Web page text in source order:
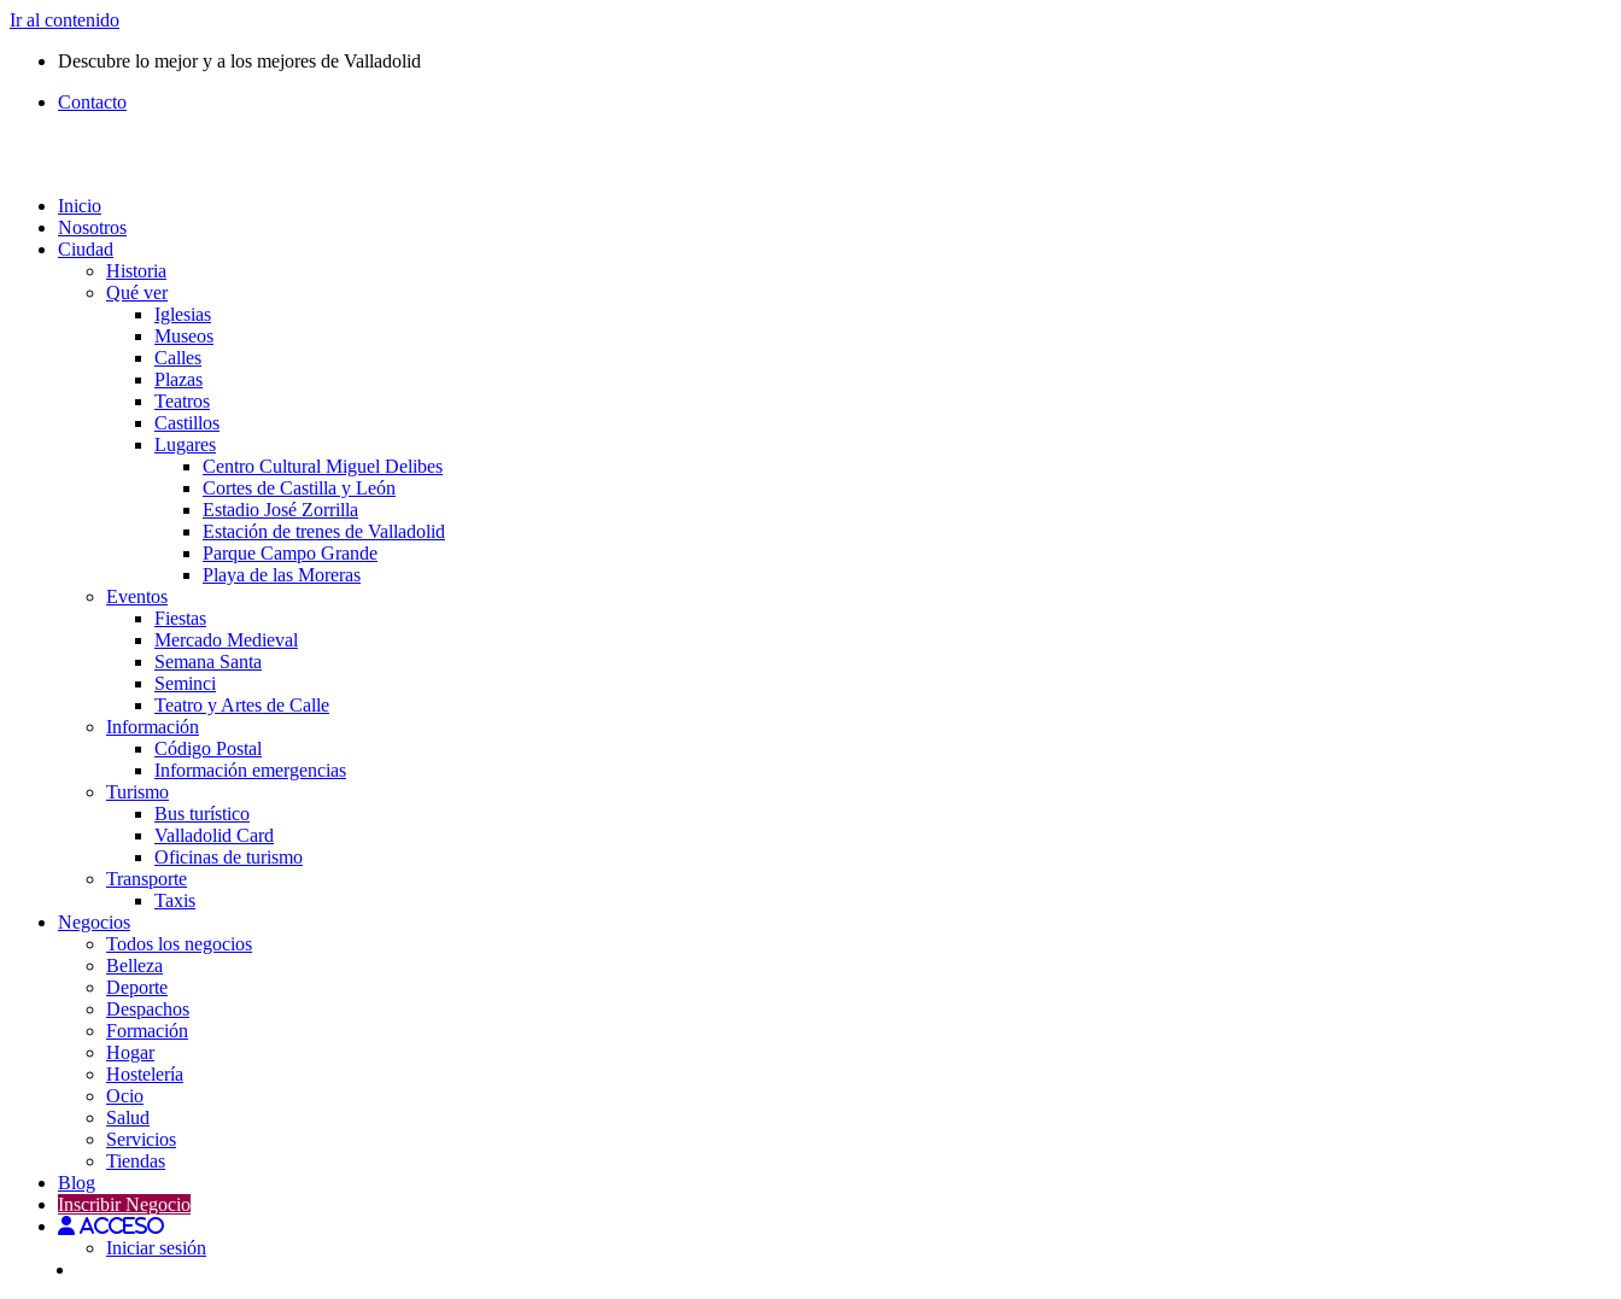
Ir al contenido
Descubre lo mejor y a los mejores de Valladolid
Contacto
Inicio
Nosotros
Ciudad
Historia
Qué ver
Iglesias
Museos
Calles
Plazas
Teatros
Castillos
Lugares
Centro Cultural Miguel Delibes
Cortes de Castilla y León
Estadio José Zorrilla
Estación de trenes de Valladolid
Parque Campo Grande
Playa de las Moreras
Eventos
Fiestas
Mercado Medieval
Semana Santa
Seminci
Teatro y Artes de Calle
Información
Código Postal
Información emergencias
Turismo
Bus turístico
Valladolid Card
Oficinas de turismo
Transporte
Taxis
Negocios
Todos los negocios
Belleza
Deporte
Despachos
Formación
Hogar
Hostelería
Ocio
Salud
Servicios
Tiendas
Blog
Inscribir Negocio
Acceso
Iniciar sesión